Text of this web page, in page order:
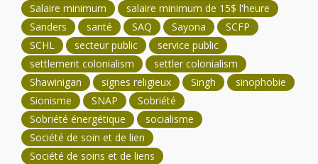
Salaire minimum
salaire minimum de 15$ l'heure
Sanders
santé SAQ Sayona
SCFP
SCHL
secteur public
service public
settlement colonialism
settler colonialism
Shawinigan
signes religieux Singh
sinophobie
Sionisme
SNAP
Sobriété
Sobriété énergétique
socialisme
Société de soin et de lien
Société de soins et de liens